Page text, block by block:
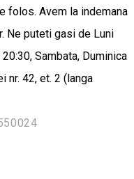
folos. Avem la indemana
Ne puteti gasi de Luni
Sambata, Duminica
nr. 42, et. 2 (langa